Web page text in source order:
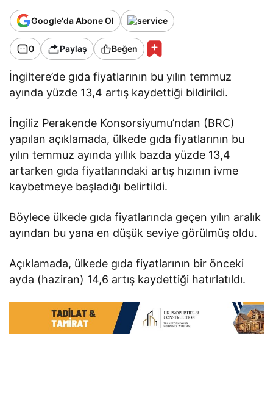
Google'da Abone Ol
0 Paylaş Beğen
İngiltere’de gıda fiyatlarının bu yılın temmuz
ayında yüzde 13,4 artış kaydettiği bildirildi.
İngiliz Perakende Konsorsiyumu’ndan (BRC)
yapılan açıklamada, ülkede gıda fiyatlarının bu
yılın temmuz ayında yıllık bazda yüzde 13,4
artarken gıda fiyatlarındaki artış hızının ivme
kaybetmeye başladığı belirtildi.
Böylece ülkede gıda fiyatlarında geçen yılın aralık
ayından bu yana en düşük seviye görülmüş oldu.
Açıklamada, ülkede gıda fiyatlarının bir önceki
ayda (haziran) 14,6 artış kaydettiği hatırlatıldı.